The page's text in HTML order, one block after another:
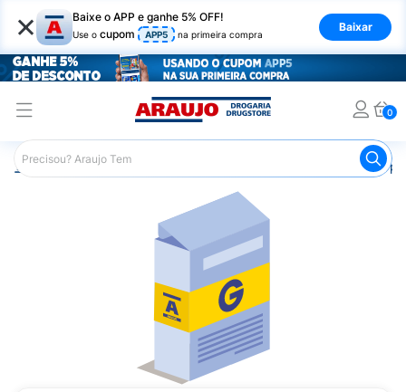
× Baixe o APP e ganhe 5% OFF!
Use o cupom APP5 na primeira compra
Baixar
0
Araujo Medicamentos Remédio